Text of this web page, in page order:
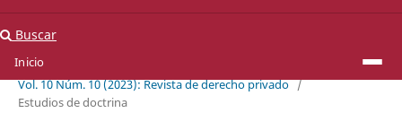
Inicio
Buscar
Inicio
Vol. 10 Núm. 10 (2023): Revista de derecho privado /
Estudios de doctrina